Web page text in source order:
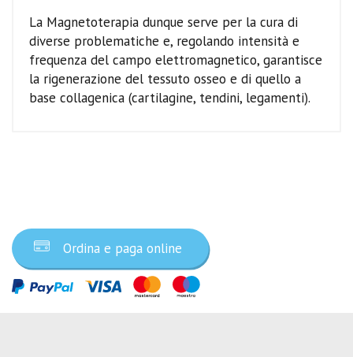
La Magnetoterapia dunque serve per la cura di
diverse problematiche e, regolando intensità e
frequenza del campo elettromagnetico, garantisce
la rigenerazione del tessuto osseo e di quello a
base collagenica (cartilagine, tendini, legamenti).
Ordina e paga online